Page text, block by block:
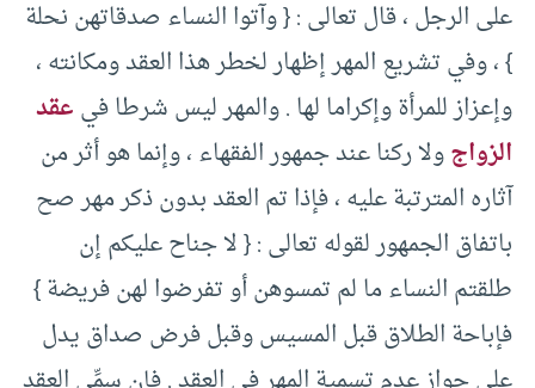
على الرجل ، قال تعالى : { وآتوا النساء صدقاتهن نحلة
} ، وفي تشريع المهر إظهار لخطر هذا العقد ومكانته ،
وإعزاز للمرأة وإكراما لها . والمهر ليس شرطا فيعقد
الزواجولا ركنا عند جمهور الفقهاء ، وإنما هو أثر من
آثاره المترتبة عليه ، فإذا تم العقد بدون ذكر مهر صح
باتفاق الجمهور لقوله تعالى : { لا جناح عليكم إن
طلقتم النساء ما لم تمسوهن أو تفرضوا لهن فريضة }
فإباحة الطلاق قبل المسيس وقبل فرض صداق يدل